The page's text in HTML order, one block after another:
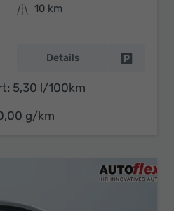
Kilometerstand 10 km
Details
5,30 l/100km
g/km